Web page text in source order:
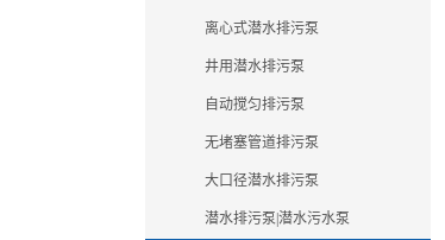
离心式潜水排污泵
井用潜水排污泵
自动搅匀排污泵
无堵塞管道排污泵
大口径潜水排污泵
潜水排污泵|潜水污水泵